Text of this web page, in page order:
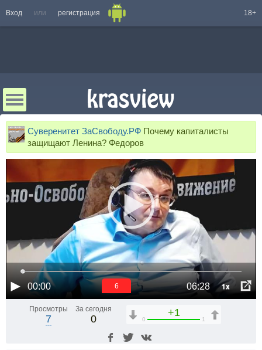
Вход или регистрация 18+
Суверенитет ЗаСвободу.РФ Почему капиталисты
защищают Ленина? Федоров
00:00 06:28 1x
6
Просмотры
7
За сегодня
0
+1
0 1